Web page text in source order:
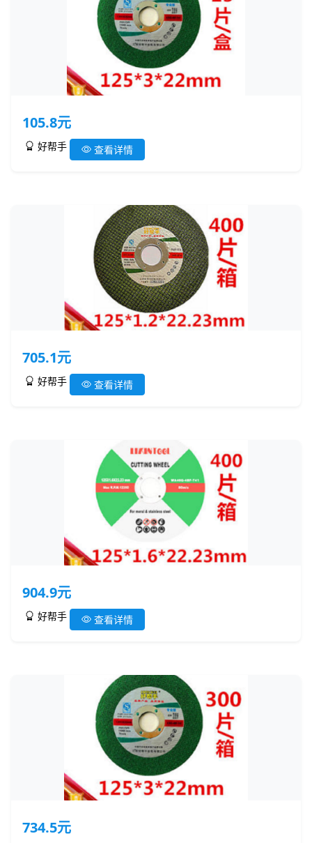
105.8元
好帮手 查看详情
705.1元
好帮手 查看详情
904.9元
好帮手 查看详情
734.5元